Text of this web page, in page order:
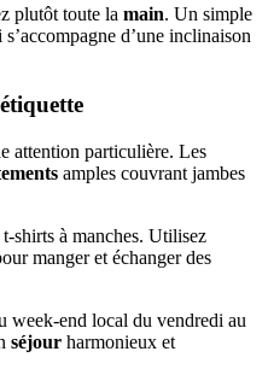
plutôt toute la main. Un simple
d’une inclinaison
attention particulière. Les
amples couvrant jambes
shirts à manches. Utilisez
manger et échanger des
week-end local du vendredi au
séjour harmonieux et